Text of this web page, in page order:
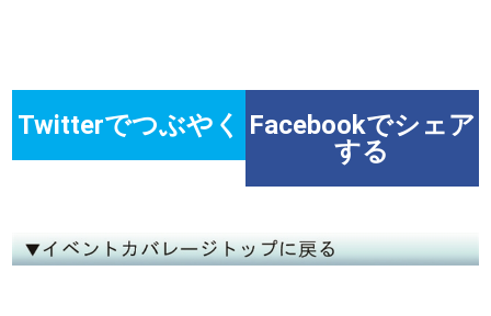
Twitterでつぶやく
Facebookでシェア
する